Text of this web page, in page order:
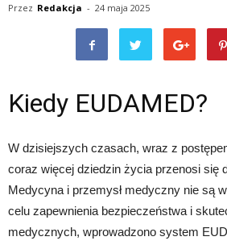
Przez Redakcja - 24 maja 2025
Kiedy EUDAMED?
W dzisiejszych czasach, wraz z
coraz więcej dziedzin życia przenosi się
Medycyna i przemysł medyczny nie są
celu zapewnienia bezpieczeństwa i
medycznych, wprowadzono system